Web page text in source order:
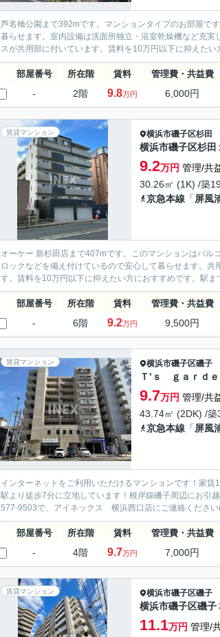
芦名橋公園まで392mです。マンションタイプのお部屋で
暮らせます。室内設備は洗面所独立・浴室乾燥機など充
スが共用部に付いています。賃料を10万円以下に抑えた
部屋番号 所在階 賃料 管理費・共益費
- 2階 9.8万円 6,000円
賃貸マンション 横浜市磯子区杉田
横浜市磯子区杉田
9.2万円 管理/共
30.26㎡ (1K) /築
京急本線 「 屏風
オーケー 新杉田店まで407mです。このマンションはバル
ロックなどを備え付けているので安心して暮らせます。
す。賃料を10万円以下に抑えたい方におすすめです。駅
部屋番号 所在階 賃料 管理費・共益費
- 6階 9.2万円 9,500円
賃貸マンション 横浜市磯子区磯子
Ｔ’ｓ ｇａｒｄ
9.7万円 管理/共
43.74㎡ (2DK) /築
京急本線 「 屏風
インターネットをご利用いただけるマンションです！家
駅より徒歩7分に立地しています！根岸線磯子周辺にお引
577-9503で、アイネックス 横浜西口店にご連絡くださ
部屋番号 所在階 賃料 管理費・共益費
- 4階 9.7万円 7,000円
賃貸マンション 横浜市磯子区磯子
横浜市磯子区磯子
11.1万円 管理/